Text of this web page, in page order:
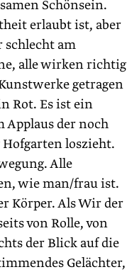
Schönsein.
erlaubt ist, aber
schlecht am
alle wirken richtig
getragen
Rot. Es ist ein
Applaus der noch
loszieht.
Alle
wie man/frau ist.
Körper. Als Wir der
von Rolle, von
der Blick auf die
Gelächter,